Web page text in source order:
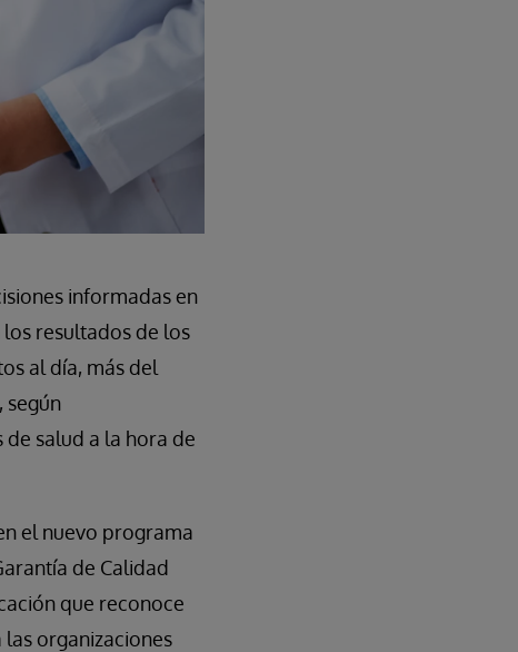
informadas en
resultados de los
al día, más del
según
de salud a la hora de
el nuevo programa
de Calidad
que reconoce
organizaciones